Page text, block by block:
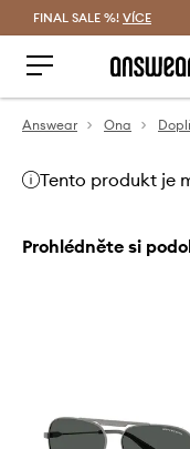
FINAL SALE %! VÍCE
Answear Ona
Tento produkt je
Prohlédněte si